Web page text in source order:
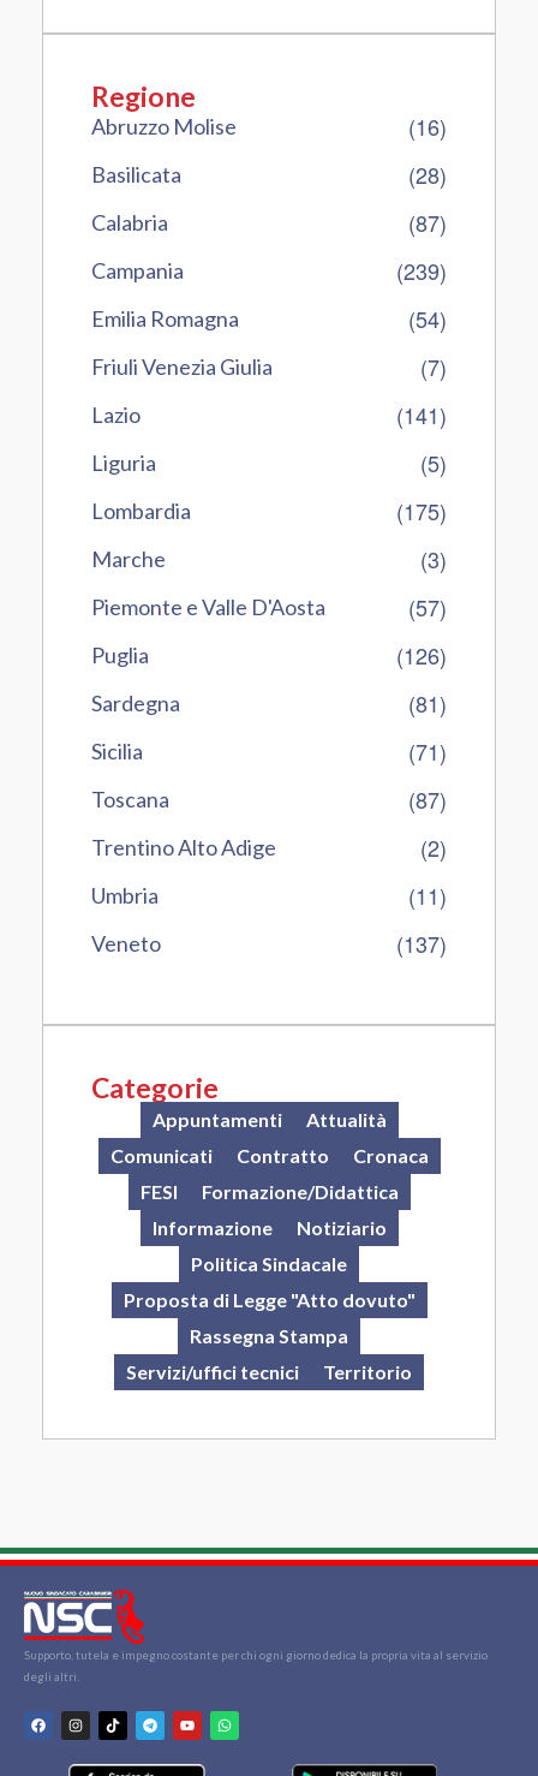
Regione
Abruzzo Molise (16)
Basilicata (28)
Calabria (87)
Campania (239)
Emilia Romagna (54)
Friuli Venezia Giulia (7)
Lazio (141)
Liguria (5)
Lombardia (175)
Marche (3)
Piemonte e Valle D'Aosta (57)
Puglia (126)
Sardegna (81)
Sicilia (71)
Toscana (87)
Trentino Alto Adige (2)
Umbria (11)
Veneto (137)
Categorie
Appuntamenti
Attualità
Comunicati
Contratto
Cronaca
FESI
Formazione/Didattica
Informazione
Notiziario
Politica Sindacale
Proposta di Legge "Atto dovuto"
Rassegna Stampa
Servizi/uffici tecnici
Territorio
Supporto, tutela e impegno costante per chi ogni giorno dedica la propria vita al servizio
degli altri.